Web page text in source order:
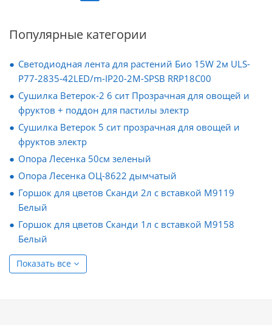
Популярные категории
Светодиодная лента для растений Био 15W 2м ULS-
P77-2835-42LED/m-IP20-2M-SPSB RRP18C00
Сушилка Ветерок-2 6 сит Прозрачная для овощей и
фруктов + поддон для пастилы электр
Сушилка Ветерок 5 сит прозрачная для овощей и
фруктов электр
Опора Лесенка 50см зеленый
Опора Лесенка ОЦ-8622 дымчатый
Горшок для цветов Сканди 2л с вставкой М9119
Белый
Горшок для цветов Сканди 1л с вставкой М9158
Белый
Показать все